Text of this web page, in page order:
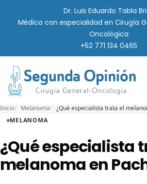
Dr. Luis Eduardo Tabla
Médico con especialidad en Cirugía
Oncológica
+52 771 134 0465
Inicio Melanoma
¿Qué especialista trata el
MELANOMA
¿Qué especialista
melanoma en